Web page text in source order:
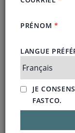
Marque